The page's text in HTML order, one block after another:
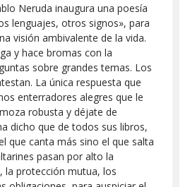
Neruda inaugura una poesía
lenguajes, otros signos», para
visión ambivalente de la vida.
y hace bromas con la
sobre grandes temas. Los
La única respuesta que
enterradores alegres que le
robusta y déjate de
dicho que de todos sus libros,
que canta más sino el que salta
pasan por alto la
la protección mutua, los